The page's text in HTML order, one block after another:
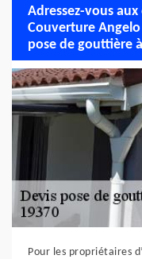
Adressez-vous
Couverture
pose de gouttière
Pour les propriétaires